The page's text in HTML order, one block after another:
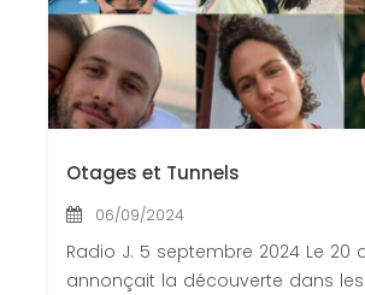
Otages et Tunnels
06/09/2024
Radio J. 5 septembre 2024 Le 20
annonçait la découverte dans